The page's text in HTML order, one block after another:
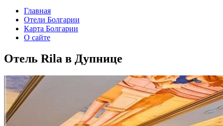
Главная
Отели Болгарии
Карта Болгарии
О сайте
Отель Rila в Дупнице